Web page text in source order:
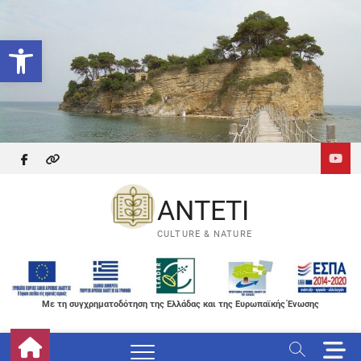
Ανοίξτε τη γραμμή εργαλείων
content
facebook
themefreesia
ANTETI
CULTURE & NATURE
Με τη συγχρηματοδότηση της Ελλάδας και της Ευρωπαϊκής Ένωσης
M